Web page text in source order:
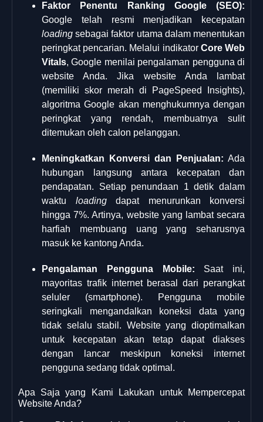
Faktor Penentu Ranking Google (SEO):
Google telah resmi menjadikan kecepatan
loading sebagai faktor utama dalam menentukan
peringkat pencarian. Melalui indikator Core Web
Vitals, Google menilai pengalaman pengguna di
website Anda. Jika website Anda lambat
(memiliki skor merah di PageSpeed Insights),
algoritma Google akan menghukumnya dengan
peringkat yang rendah, membuatnya sulit
ditemukan oleh calon pelanggan.
Meningkatkan Konversi dan Penjualan: Ada
hubungan langsung antara kecepatan dan
pendapatan. Setiap penundaan 1 detik dalam
waktu loadingdapat menurunkan konversi
hingga 7%. Artinya, website yang lambat secara
harfiah membuang uang yang seharusnya
masuk ke kantong Anda.
Pengalaman Pengguna Mobile: Saat ini,
mayoritas trafik internet berasal dari perangkat
seluler (smartphone). Pengguna mobile
seringkali mengandalkan koneksi data yang
tidak selalu stabil. Website yang dioptimalkan
untuk kecepatan akan tetap dapat diakses
dengan lancar meskipun koneksi internet
pengguna sedang tidak optimal.
Apa Saja yang Kami Lakukan untuk Mempercepat
Website Anda?